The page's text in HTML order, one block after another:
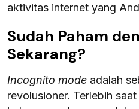
aktivitas internet yang
Sudah Paham
Sekarang?
Incognito mode adalah
revolusioner. Terlebih